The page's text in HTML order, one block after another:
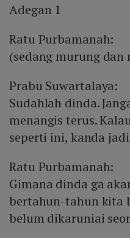
Adegan 1
Ratu Purbamanah:
(sedang murung dan
Prabu Suwartalaya:
Sudahlah dinda.
menangis terus.
seperti ini, kanda
Ratu Purbamanah:
Gimana dinda ga
bertahun-tahun kita
belum dikaruniai